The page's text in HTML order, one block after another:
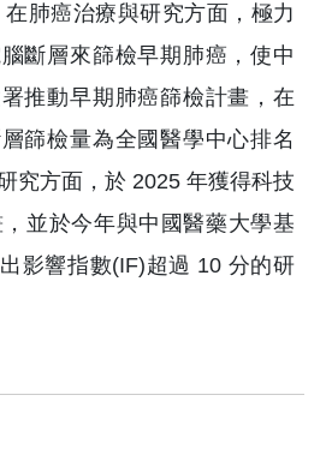
肺癌治療與研究方面，極力
斷層來篩檢早期肺癌，使中
推動早期肺癌篩檢計畫，在
篩檢量為全國醫學中心排名
究方面，於 2025 年獲得科技
並於今年與中國醫藥大學基
影響指數(IF)超過 10 分的研